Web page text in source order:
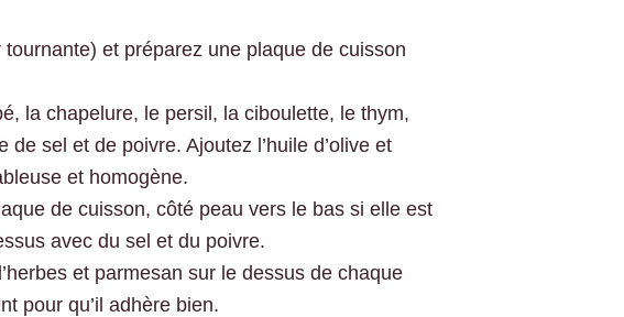
et préparez une plaque de cuisson
la chapelure, le persil, la ciboulette, le thym,
de sel et de poivre. Ajoutez l’huile d’olive et
et homogène.
de cuisson, côté peau vers le bas si elle est
avec du sel et du poivre.
et parmesan sur le dessus de chaque
pour qu’il adhère bien.